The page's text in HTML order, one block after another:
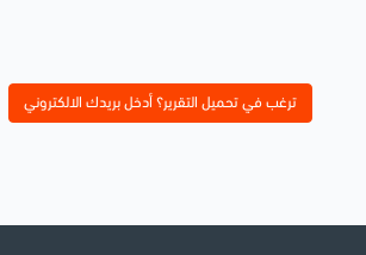
ترغب في تحميل التقرير؟ أدخل بريدك الالكتروني